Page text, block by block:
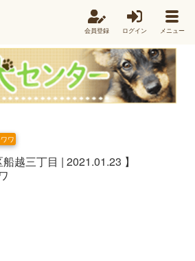
会員登録 ログイン メニュー
ワ
越三丁目 | 2021.01.23 】